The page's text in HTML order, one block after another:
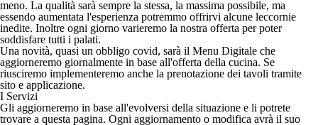
meno. La qualità sarà sempre la stessa, la massima possibile, ma
essendo aumentata l'esperienza potremmo offrirvi alcune leccornie
inedite. Inoltre ogni giorno varieremo la nostra offerta per poter
soddisfare tutti i palati.
Una novità, quasi un obbligo covid, sarà il Menu Digitale che
aggiorneremo giornalmente in base all'offerta della cucina. Se
riusciremo implementeremo anche la prenotazione dei tavoli tramite
sito e applicazione.
I Servizi
Gli aggiorneremo in base all'evolversi della situazione e li potrete
trovare a questa pagina. Ogni aggiornamento o modifica avrà il suo